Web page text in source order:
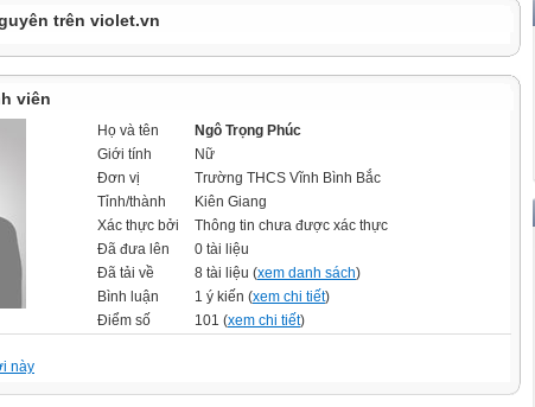
trên violet.vn
viên
Họ và tên
Ngô Trọng Phúc
Giới tính
Nữ
Đơn vị
Trường THCS Vĩnh Bình Bắc
Tỉnh/thành
Kiên Giang
Xác thực bởi
Thông tin chưa được xác thực
Đã đưa lên
0 tài liệu
Đã tải về
8 tài liệu (xem danh sách)
Bình luận
1 ý kiến (xem chi tiết)
Điểm số
101 (xem chi tiết)
này